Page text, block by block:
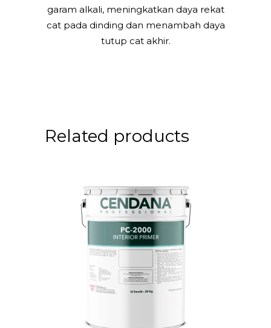
garam alkali, meningkatkan daya rekat
cat pada dinding dan menambah daya
tutup cat akhir.
Related products